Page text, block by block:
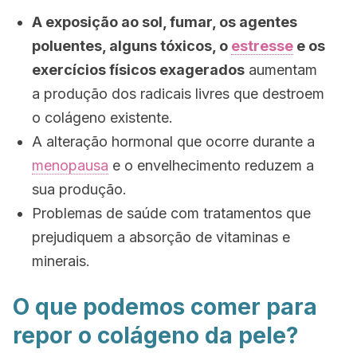
A exposição ao sol, fumar, os agentes
poluentes, alguns tóxicos, o estresse e os
exercícios físicos exagerados aumentam
a produção dos radicais livres que destroem
o colágeno existente.
A alteração hormonal que ocorre durante a
menopausa e o envelhecimento reduzem a
sua produção.
Problemas de saúde com tratamentos que
prejudiquem a absorção de vitaminas e
minerais.
O que podemos comer para
repor o colágeno da pele?